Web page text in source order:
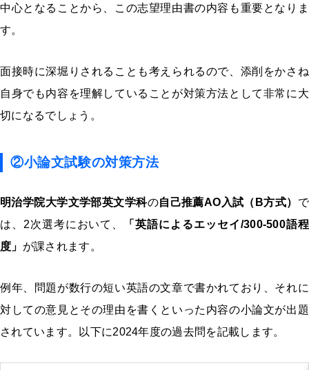
中心となることから、この志望理由書の内容も重要となりま
す。
面接時に深堀りされることも考えられるので、添削をかさね
自身でも内容を理解していることが対策方法として非常に大
切になるでしょう。
②小論文試験の対策方法
明治学院大学文学部英文学科の自己推薦AO入試（B方式） で
は、2次選考において、
「英語によるエッセイ/300-500語程
度」 が課されます。
例年、問題が数行の短い英語の文章で書かれており、それに
対しての意見とその理由を書くといった内容の小論文が出題
されています。以下に2024年度の過去問を記載します。